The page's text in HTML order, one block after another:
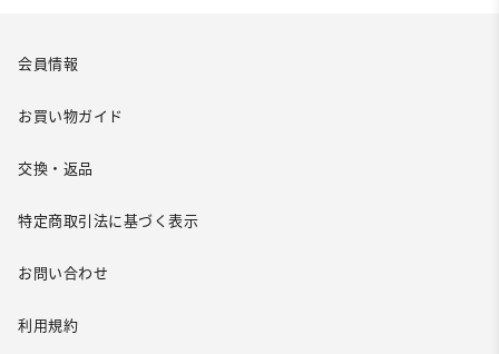
会員情報
お買い物ガイド
交換・返品
特定商取引法に基づく表示
お問い合わせ
利用規約